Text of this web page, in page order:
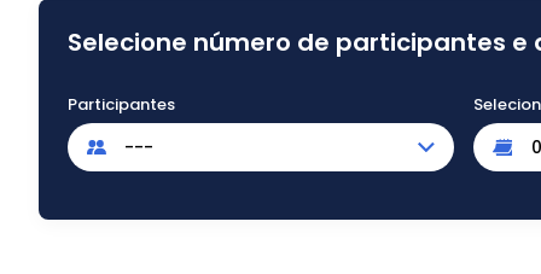
Selecione número de participantes e
Participantes
---